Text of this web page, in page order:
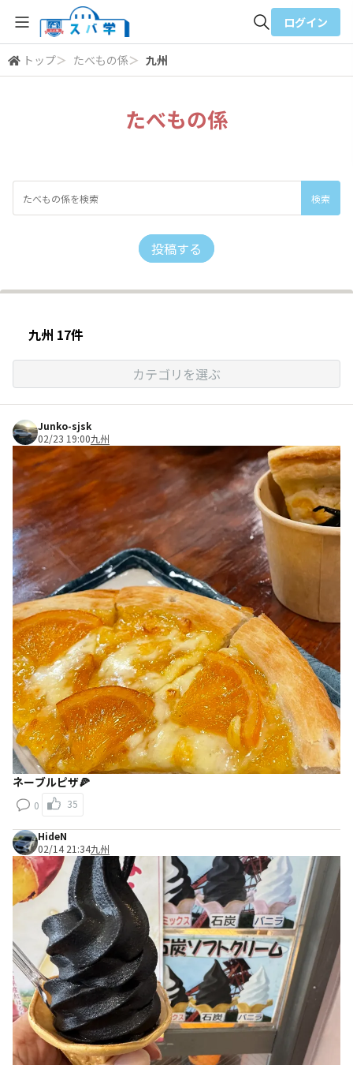
全体検索
ログイン
トップ＞ たべもの係＞ 九州
たべもの係
投稿する
九州 17件
カテゴリを選ぶ
Junko-sjsk
02/23 19:00九州
ネーブルピザ🍕
0 35
HideN
02/14 21:34九州